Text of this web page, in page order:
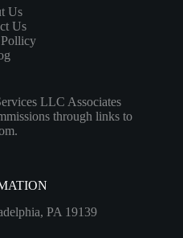
Us
Us
LLC Associates
through links to
PA 19139